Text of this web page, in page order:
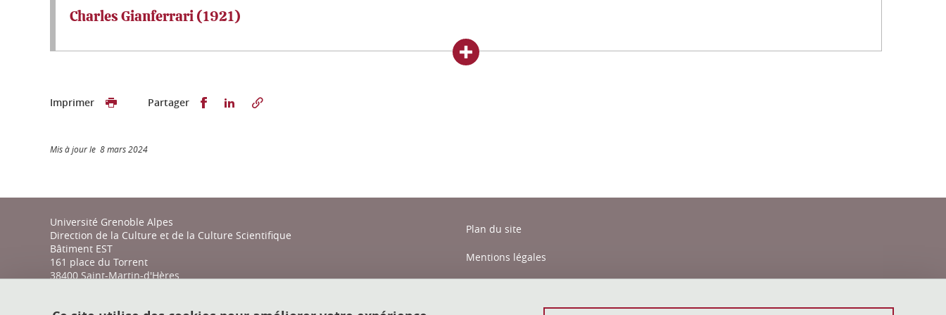
Charles Gianferrari (1921)
Imprimer Partager Partager sur Facebook
Partager sur LinkedIn
Mis à jour le 8 mars 2024
Université Grenoble Alpes
Direction de la Culture et de la Culture Scientifique
Bâtiment EST
161 place du Torrent
38400 Saint-Martin-d'Hères
Plan du site
Mentions légales